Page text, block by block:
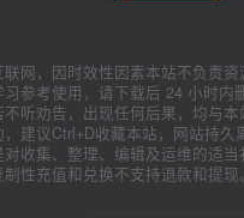
网，因时效性因素本站不负责资
参考使用，请下载后 24 小时内
听劝告，出现任何后果，均与本
建议Ctrl+D收藏本站，网站持久
收集、整理、编辑及运维的适当
性充值和兑换不支持退款和提现。